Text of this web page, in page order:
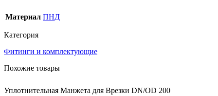
Материал ПНД
Категория
Фитинги и комплектующие
Похожие товары
Уплотнительная Манжета для Врезки DN/OD 200